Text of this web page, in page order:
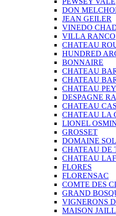
DON
JEAN GEILER
VINEDO
VILLA RANCO
CHATEAU
HUNDRED
BONNAIRE
CHATEAU
CHATEAU
CHATEAU
DESPAGNE
CHATEAU
CHATEAU LA
LIONEL
GROSSET
DOMAINE
CHATEAU DE
CHATEAU
FLORES
FLORENSAC
COMTE DES
GRAND
VIGNERONS
MAISON